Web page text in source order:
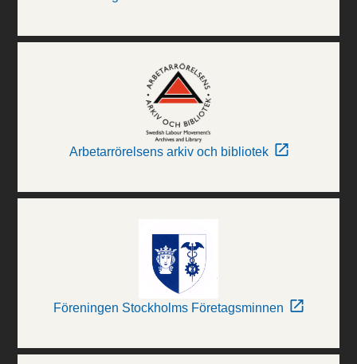
Arbetarrörelsens arkiv och bibliotek
Föreningen Stockholms Företagsminnen